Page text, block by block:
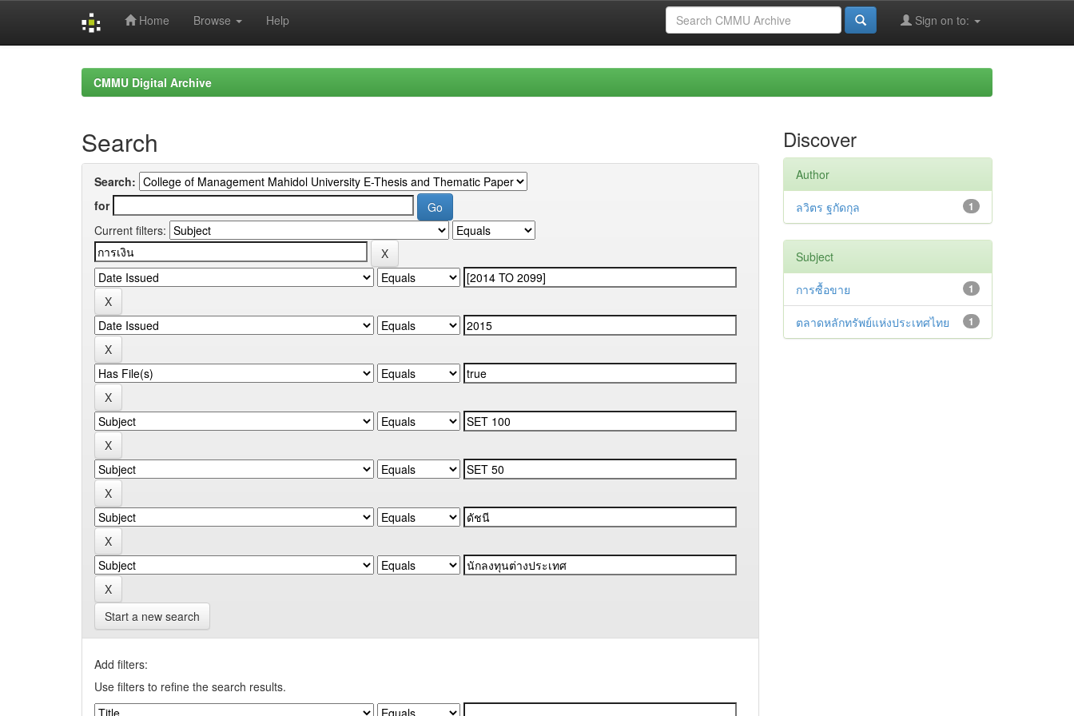
Home Browse Help Sign on to:
CMMU Digital Archive
Search
Search:
for
Current filters:
Start a new search
Add filters:
Use filters to refine the search results.
Discover
Author
1
ลวิตร ฐกัดกุล
Subject
1
การซื้อขาย
1
ตลาดหลักทรัพย์แห่งประเทศไทย